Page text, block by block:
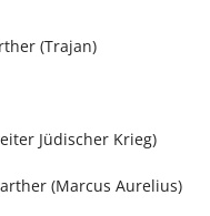
(Trajan)
Jüdischer Krieg)
(Marcus Aurelius)